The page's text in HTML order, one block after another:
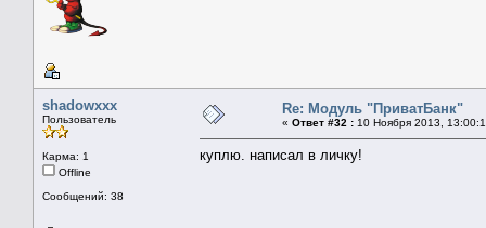
shadowxxx
Пользователь
Карма: 1
Offline
Сообщений: 38
Re: Модуль "ПриватБанк"
« Ответ #32 : 10 Ноября 2013,
куплю. написал в личку!